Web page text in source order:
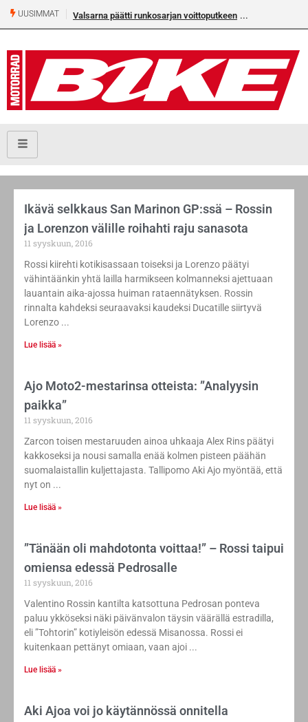
UUSIMMAT Valsarna päätti runkosarjan voittoputkeen
Ikävä selkkaus San Marinon GP:ssä – Rossin
ja Lorenzon välille roihahti raju sanasota
11 syyskuun, 2016
Rossi kiirehti kotikisassaan toiseksi ja Lorenzo päätyi
vähintäänkin yhtä lailla harmikseen kolmanneksi ajettuaan
lauantain aika-ajossa huiman rataennätyksen. Rossin
rinnalta kahdeksi seuraavaksi kaudeksi Ducatille siirtyvä
Lorenzo
Lue lisää »
Ajo Moto2-mestarinsa otteista: ”Analyysin
paikka”
11 syyskuun, 2016
Zarcon toisen mestaruuden ainoa uhkaaja Alex Rins päätyi
kakkoseksi ja nousi samalla enää kolmen pisteen päähän
suomalaistallin kuljettajasta. Tallipomo Aki Ajo myöntää, että
nyt on
Lue lisää »
”Tänään oli mahdotonta voittaa!” – Rossi taipui
omiensa edessä Pedrosalle
11 syyskuun, 2016
Valentino Rossin kantilta katsottuna Pedrosan ponteva
paluu ykköseksi näki päivänvalon täysin väärällä estradilla,
eli ”Tohtorin” kotiyleisön edessä Misanossa. Rossi ei
kuitenkaan pettänyt omiaan, vaan ajoi
Lue lisää »
Aki Ajoa voi jo käytännössä onnitella